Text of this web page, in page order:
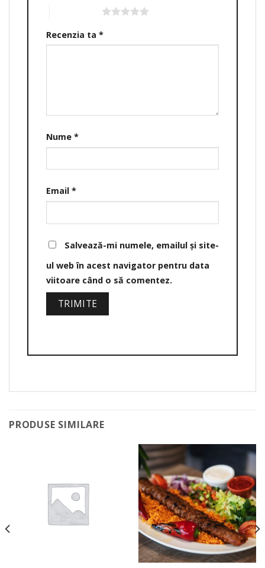
Recenzia ta *
Nume *
Email *
Salvează-mi numele, emailul și site-
ul web în acest navigator pentru data
viitoare când o să comentez.
PRODUSE SIMILARE